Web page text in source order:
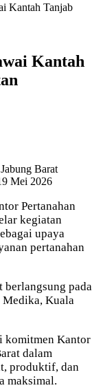
Kantah Tanjab
Kantah
Barat
Mei 2026
Pertanahan
kegiatan
upaya
pertanahan
berlangsung pada
Kuala
komitmen Kantor
dalam
produktif, dan
maksimal.